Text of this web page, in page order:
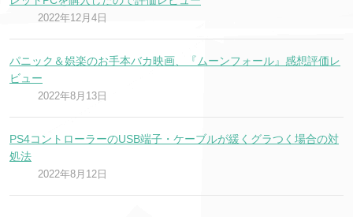
2022年12月4日
パニック＆娯楽のお手本バカ映画、『ムーンフォール』感想評価レ
ビュー
2022年8月13日
PS4コントローラーのUSB端子・ケーブルが緩くグラつく場合の対
処法
2022年8月12日